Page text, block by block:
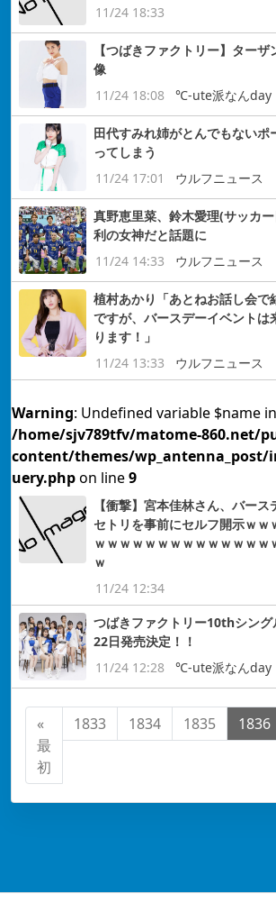
11/24 18:33
【つばきファクトリー】ター
像
11/24 18:08
℃-ute派なんday
田代すみれ姉がとんでもないポ
ってしまう
11/24 17:01
ウルフニュース
真野恵里菜、鈴木愛理(サッカ
利の女神だと話題に
11/24 14:33
ウルフニュース
植村あかり「あとねお話し会で
ですが、バースデーイベントは
ります！」
11/24 13:33
ウルフニュース
Warning: Undefined variable $name in
/home/sjv789tfv/matome-860.net/
content/themes/wp_antenna_post/
uery.phpon line9
【衝撃】宮本佳林さん、バー
セトリを事前にセルフ開示ｗｗ
ｗｗｗｗｗｗｗｗｗｗｗｗｗｗ
ｗ
11/24 12:34
つばきファクトリー10thシング
22日発売決定！！
11/24 12:28
℃-ute派なんday
«
最
初
1833 1834 1835 1836